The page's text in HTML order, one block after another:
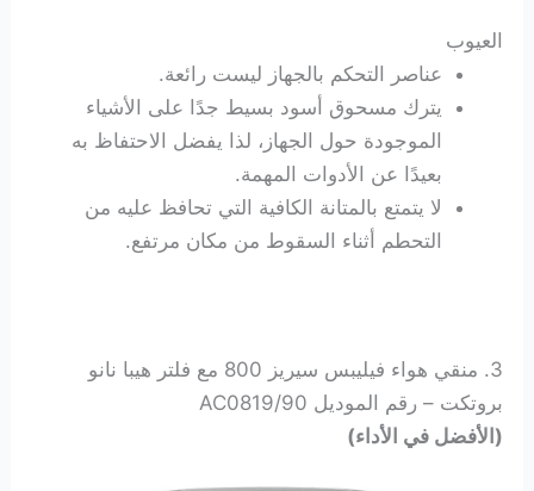
العيوب
عناصر التحكم بالجهاز ليست رائعة.
يترك مسحوق أسود بسيط جدًا على الأشياء
الموجودة حول الجهاز، لذا يفضل الاحتفاظ به
بعيدًا عن الأدوات المهمة.
لا يتمتع بالمتانة الكافية التي تحافظ عليه من
التحطم أثناء السقوط من مكان مرتفع.
3. منقي هواء فيليبس سيريز 800 مع فلتر هيبا نانو
بروتكت – رقم الموديل AC0819/90
(الأفضل في الأداء)